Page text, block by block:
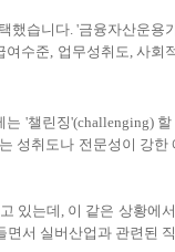
습니다. '금융자산운용
수준, 업무성취도, 사
'챌린징'(challenging)
성취도나 전문성이 강
있는데, 이 같은 상황에
서 실버산업과 관련된